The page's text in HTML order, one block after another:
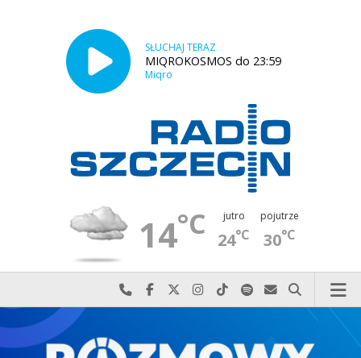
SŁUCHAJ TERAZ
MIQROKOSMOS do 23:59
Miqro
14°C jutro
24°C
pojutrze
30°C
Najlepiej po prostu do nas zadzwoń
Odwiedź nas na Facebook-u
Odwiedź nas na X
Odwiedź nas na Instagram-ie
Odwiedź nas na TikTok-u
Szukaj nas na Spotify
Wyślij do nas
Szukaj